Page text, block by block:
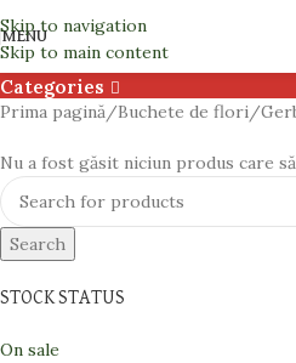
Skip to navigation
Skip to main content
MENU
Gerbe
Categories
STOCK STATUS
On sale
Prima pagină Buchete de flori
Nu a fost găsit niciun produs care
Search